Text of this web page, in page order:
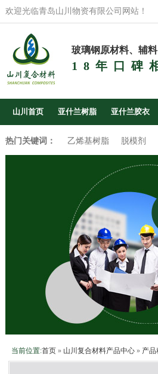
欢迎光临青岛山川物资有限公司网站！
玻璃钢原材料、辅
18年口碑
山川首页 亚什兰树脂 亚什兰胶衣
热门关键词： 乙烯基树脂 脱模剂
当前位置:首页 » 山川复合材料产品中心 » 产